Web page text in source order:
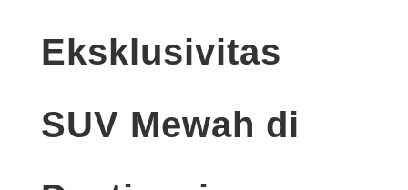
Eksklusivitas
SUV Mewah di